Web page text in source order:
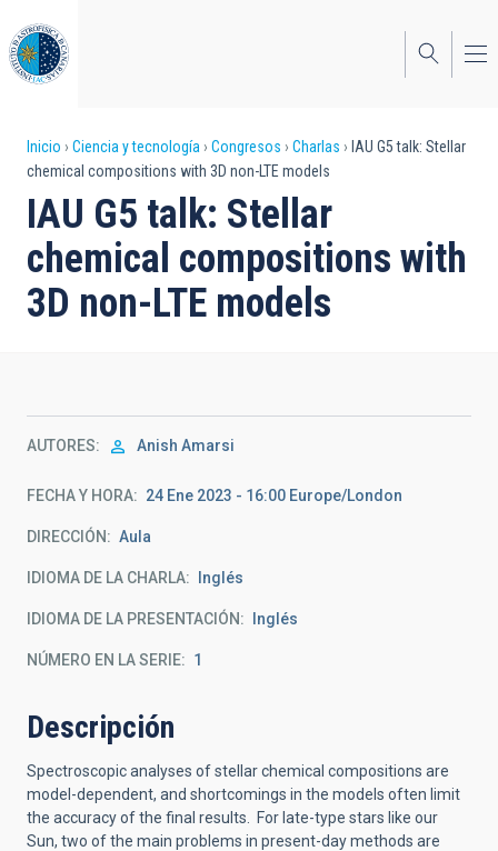
al
contenido
principal
Sobrescribir
enlaces
de
ayuda
a
Inicio Ciencia y tecnología Congresos Charlas
IAU G5 talk: Stellar
chemical compositions with 3D non-LTE models
IAU G5 talk: Stellar
chemical compositions with
3D non-LTE models
AUTORES Anish Amarsi
FECHA Y HORA 24 Ene 2023 - 16:00 Europe/London
DIRECCIÓN Aula
IDIOMA DE LA CHARLA Inglés
IDIOMA DE LA PRESENTACIÓN Inglés
NÚMERO EN LA SERIE 1
Descripción
Spectroscopic analyses of stellar chemical compositions are
model-dependent, and shortcomings in the models often limit
the accuracy of the final results. For late-type stars like our
Sun, two of the main problems in present-day methods are